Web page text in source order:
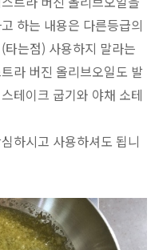
하는 내용은 다른등급의
는점) 사용하지 말라는
라 버진 올리브오일도 발
테이크 굽기와 야채 소테
하시고 사용하셔도 됩니